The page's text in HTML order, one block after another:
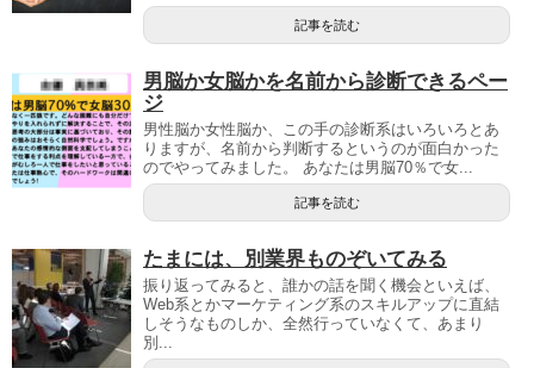
記事を読む
男脳か女脳かを名前から診断できるペー
ジ
男性脳か女性脳か、この手の診断系はいろいろとあ
りますが、名前から判断するというのが面白かった
のでやってみました。 あなたは男脳70％で女...
記事を読む
たまには、別業界ものぞいてみる
振り返ってみると、誰かの話を聞く機会といえば、
Web系とかマーケティング系のスキルアップに直結
しそうなものしか、全然行っていなくて、あまり
別...